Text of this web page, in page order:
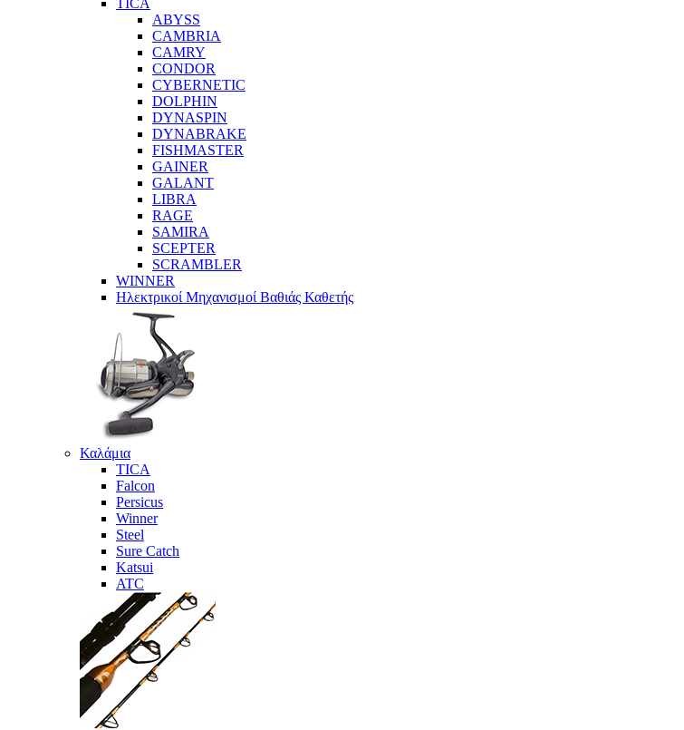
ABYSS
CAMBRIA
CAMRY
CONDOR
CYBERNETIC
DOLPHIN
DYNASPIN
DYNABRAKE
FISHMASTER
GAINER
GALANT
LIBRA
RAGE
SAMIRA
SCEPTER
SCRAMBLER
WINNER
Ηλεκτρικοί Μηχανισμοί Βαθιάς Καθετής
Καλάμια
TICA
Falcon
Persicus
Winner
Steel
Sure Catch
Katsui
ATC